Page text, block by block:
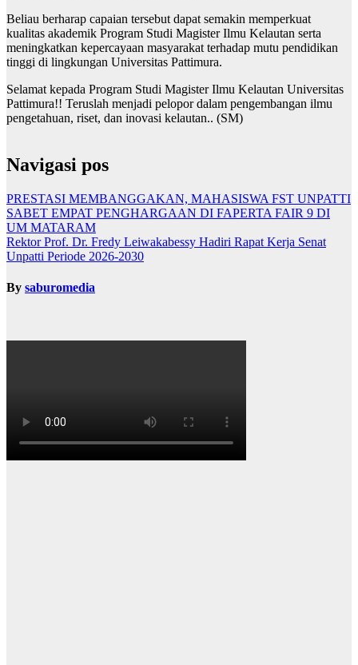
Beliau berharap capaian tersebut dapat semakin memperkuat
kualitas akademik Program Studi Magister Ilmu Kelautan serta
meningkatkan kepercayaan masyarakat terhadap mutu pendidikan
tinggi di lingkungan Universitas Pattimura.
Selamat kepada Program Studi Magister Ilmu Kelautan Universitas
Pattimura!! Teruslah menjadi pelopor dalam pengembangan ilmu
pengetahuan, riset, dan inovasi kelautan.. (SM)
Navigasi pos
PRESTASI MEMBANGGAKAN, MAHASISWA FST UNPATTI
SABET EMPAT PENGHARGAAN DI FAPERTA FAIR 9 DI
UM MATARAM
Rektor Prof. Dr. Fredy Leiwakabessy Hadiri Rapat Kerja Senat
Unpatti Periode 2026-2030
By saburomedia